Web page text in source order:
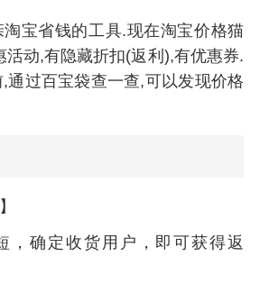
宝省钱的工具.现在淘宝价格猫
活动,有隐藏折扣(返利),有优惠券.
通过百宝袋查一查,可以发现价格
，确定收货用户，即可获得返